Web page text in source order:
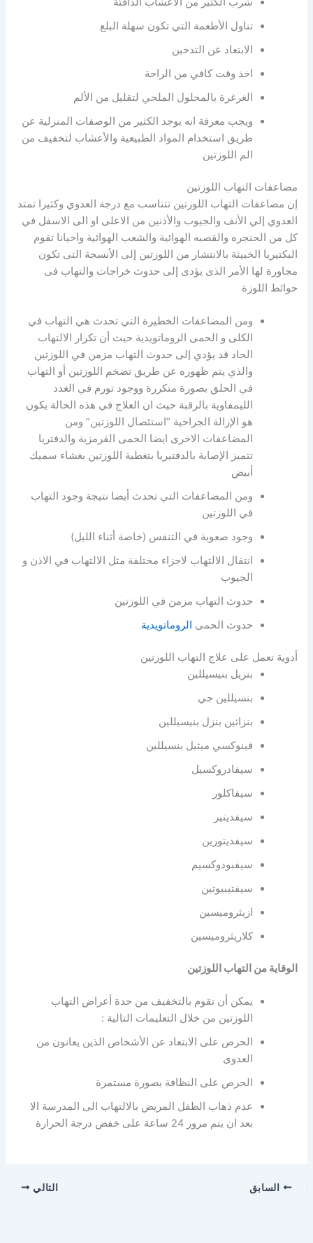
تناول الأطعمة التي تكون سهلة البلع
الابتعاد عن التدخين
اخذ وقت كافي من الراحة
الغرغرة بالمحلول الملحي لتقليل من الألم
ويجب معرفة انه يوجد الكثير من الوصفات المنزلية عن
طريق استخدام المواد الطبيعية والأعشاب لتخفيف من
الم اللوزتين
مضاعفات التهاب اللوزتين
إن مضاعفات التهاب اللوزتين تتناسب مع درجة العدوي وكثيرا تمتد
العدوي إلي الأنف والجيوب والأذنين من الاعلى او الى الاسفل في
كل من الحنجره والقصبه الهوائية والشعب الهوائية واحيانا تقوم
البكتيريا الخبيثة بالانتشار من اللوزتين إلى الأنسجة التى تكون
مجاورة لها الأمر الذى يؤدى إلى حدوث خراجات والتهاب فى
حوائط اللوزة
ومن المضاعفات الخطيرة التي تحدث هي التهاب في
الكلى و الحمى الروماتويدية حيث أن تكرار الالتهاب
الحاد قد يؤدي إلى حدوث التهاب مزمن في اللوزتين
والذي يتم ظهوره عن طريق تضخم اللوزتين أو التهاب
في الحلق بصورة متكررة ووجود تورم في الغدد
الليمفاوية بالرقبة حيث ان العلاج في هذه الحالة يكون
هو الإزالة الجراحية “استئصال اللوزتين” ومن
المضاعفات الاخرى ايضا الحمى القرمزية والدفتريا
تتميز الإصابة بالدفتيريا بتغطية اللوزتين بغشاء سميك
أبيض
ومن المضاعفات التي تحدث أيضا نتيجة وجود التهاب
في اللوزتين
وجود صعوبة في التنفس (خاصة أثناء الليل)
انتقال الالتهاب لاجزاء مختلفة مثل الالتهاب في الاذن و
الجيوب
حدوث التهاب مزمن في اللوزتين
حدوث الحمى الروماتويدية
أدوية تعمل على علاج التهاب اللوزتين
بنزيل بنيسيللين
بنسيللين جي
بنزاثين بنزل بنيسيللين
فينوكسي ميثيل بنسيللين
سيفادروكسيل
سيفاكلور
سيفدينير
سيفديتورين
سيفبودوكسيم
سيفتيبيوتين
ازيثروميسين
كلاريثروميسين
الوقاية من التهاب اللوزتين
يمكن أن تقوم بالتخفيف من حدة أعراض التهاب
اللوزتين من خلال التعليمات التالية :
الحرص على الابتعاد عن الأشخاص الذين يعانون من
العدوى
الحرص على النظافة بصورة مستمرة
عدم ذهاب الطفل المريض بالالتهاب الى المدرسة الا
بعد ان يتم مرور 24 ساعة على خفض درجة الحرارة
السابق التالي